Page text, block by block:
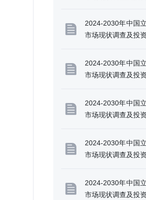
2024-2030年中国
市场现状调查及投
2024-2030年中国
市场现状调查及投
2024-2030年中国
市场现状调查及投
2024-2030年中国
市场现状调查及投
2024-2030年中国
市场现状调查及投